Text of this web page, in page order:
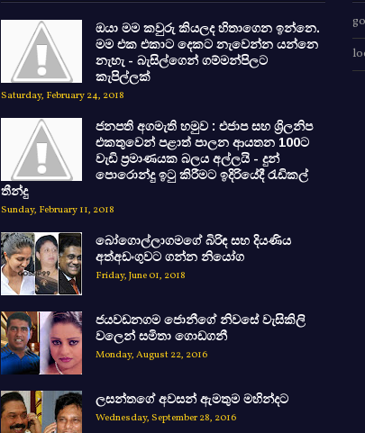
ඔයා මම කවුරු කියලද හිතාගෙන ඉන්නෙ.
මම එක එකාට දෙකට නැවෙන්න යන්නෙ
නැහැ - බැසිල්ගෙන් ගම්මන්පිලට
කැපිල්ලක්
Saturday, February 24, 2018
ජනපති අගමැති හමුව : එජාප සහ ශ්‍රිලනිප
එකතුවෙන් පළාත් පාලන ආයතන 100ට
වැඩි ප්‍රමාණයක බලය අල්ලයි - දුන්
පොරොන්දු ඉටු කිරීමට ඉදිරියේදී රැඩිකල්
තීන්දු
Sunday, February 11, 2018
බෝගොල්ලාගමගේ බිරිඳ සහ දියණිය
අත්අඩංගුවට ගන්න නියෝග
Friday, June 01, 2018
ජයවඩනගම ජොනීගේ නිවසේ වැසිකිලි
වලෙන් සමිතා ගොඩගනී
Monday, August 22, 2016
ලසන්තගේ අවසන් ඇමතුම මහින්දට
Wednesday, September 28, 2016